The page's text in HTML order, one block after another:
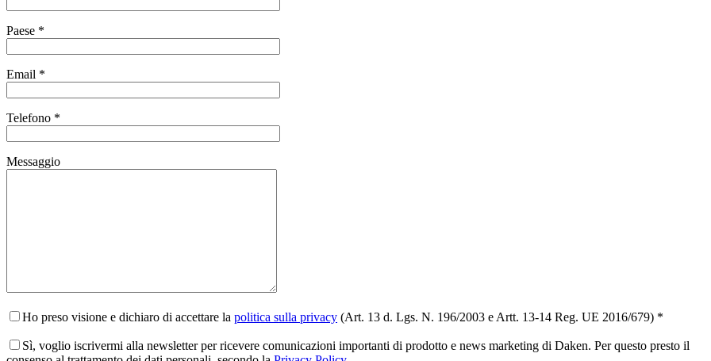
Paese *
Email *
Telefono *
Messaggio
Ho preso visione e dichiaro di accettare la politica sulla privacy (Art. 13 d. Lgs. N. 196/2003 e Artt. 13-14 Reg. UE 2016/679) *
Sì, voglio iscrivermi alla newsletter per ricevere comunicazioni importanti di prodotto e news marketing di Daken. Per questo presto il